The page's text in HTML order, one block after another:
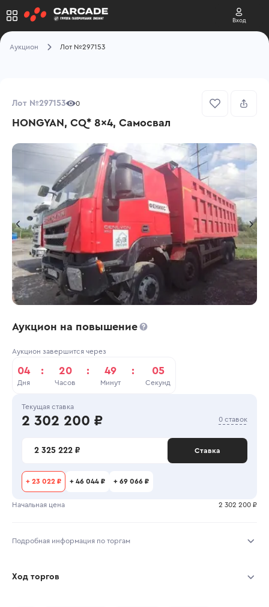
Вход
Аукцион Лот №297153
Лот №297153 0
HONGYAN, CQ* 8x4, Самосвал
Аукцион на повышение
Аукцион завершится через
04
Дня
: 20
Часов
: 49
Минут
: 04
Секунд
Текущая ставка
2 302 200 ₽ 0 ставок
2 325 222 ₽ Ставка
+ 23 022 ₽ + 46 044 ₽ + 69 066 ₽
Начальная цена 2 302 200 ₽
Подробная информация по торгам
Ход торгов